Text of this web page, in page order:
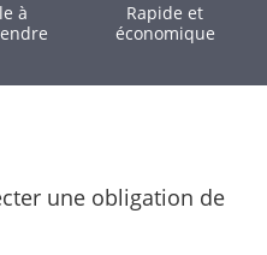
à
Rapide et
économique
une obligation de